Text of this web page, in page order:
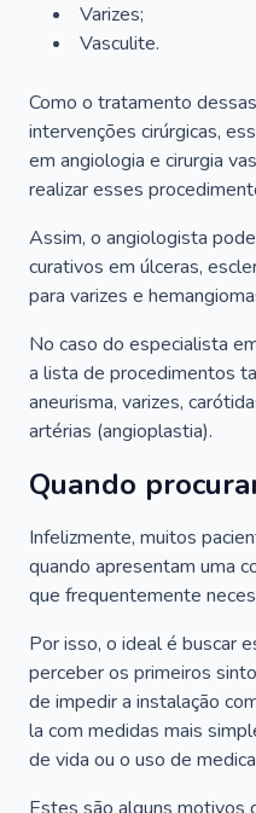
Varizes;
Vasculite.
Como o tratamento
intervenções cirúrgicas,
em angiologia e cirurgia
realizar esses
Assim, o angiologista
curativos em úlceras,
para varizes e
No caso do especialista
a lista de procedimentos
aneurisma, varizes,
artérias (angioplastia).
Quando
Infelizmente, muitos
quando apresentam uma
que frequentemente
Por isso, o ideal é buscar
perceber os primeiros
de impedir a instalação
la com medidas mais
de vida ou o uso de